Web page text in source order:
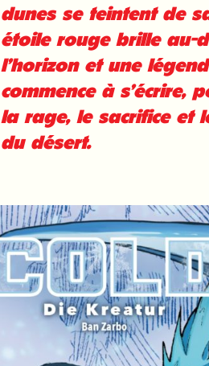
dunes se teintent de
étoile rouge brille au-
l’horizon et une
commence à s’écrire,
la rage, le sacrifice et
du désert.